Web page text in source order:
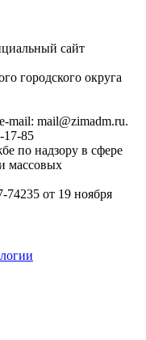
сайт
городского округа
mail: mail@zimadm.ru.
17-85
по надзору в сфере
массовых
от 19 ноября